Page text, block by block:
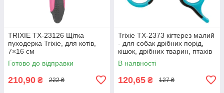
TRIXIE TX-23126 Щітка
пуходерка Trixie, для котів,
7×16 см
Готово до відправки
210,90 ₴ 222 ₴
Trixie TX-2373 кігтерез малий
- для собак дрібних порід,
кішок, дрібних тварин, птахів
8 см
В наявності
120,65 ₴ 127 ₴